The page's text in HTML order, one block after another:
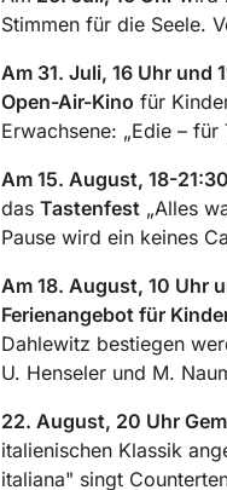
Stimmen für die Seele.
Am 31. Juli, 16 Uhr und
Open-Air-Kino für
Erwachsene: „Edie –
Am 15. August, 18-
das Tastenfest„Alles
Pause wird ein keines
Am 18. August, 10 Uhr
Ferienangebot für
Dahlewitz bestiegen
U. Henseler und M.
22. August, 20 Uhr
italienischen Klassik
italiana" singt